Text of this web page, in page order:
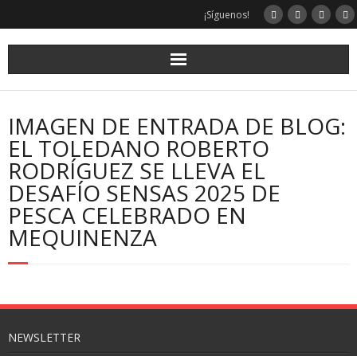
¡Síguenos!
IMAGEN DE ENTRADA DE BLOG:
EL TOLEDANO ROBERTO
RODRÍGUEZ SE LLEVA EL
DESAFÍO SENSAS 2025 DE
PESCA CELEBRADO EN
MEQUINENZA
NEWSLETTER